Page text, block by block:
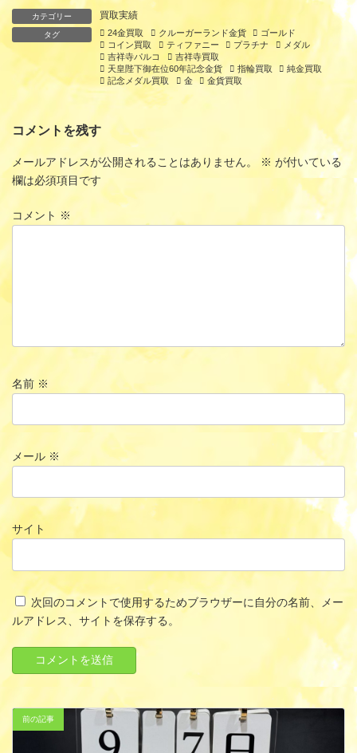
カテゴリー 買取実績
タグ 24金買取 クルーガーランド金貨
ゴールド
コイン買取
ティファニー プラチナ
メダル
吉祥寺パルコ
吉祥寺買取
天皇陛下御在位60年記念金貨
指輪買取
純金買取
記念メダル買取
金 金貨買取
コメントを残す
メールアドレスが公開されることはありません。 ※ が付いている
欄は必須項目です
コメント ※
名前 ※
メール ※
サイト
次回のコメントで使用するためブラウザーに自分の名前、メー
ルアドレス、サイトを保存する。
前の記事